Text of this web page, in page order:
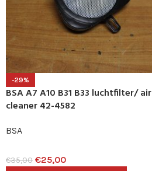
-29%
BSA A7 A10 B31 B33 luchtfilter/ air
cleaner 42-4582
BSA
€35,00 €25,00